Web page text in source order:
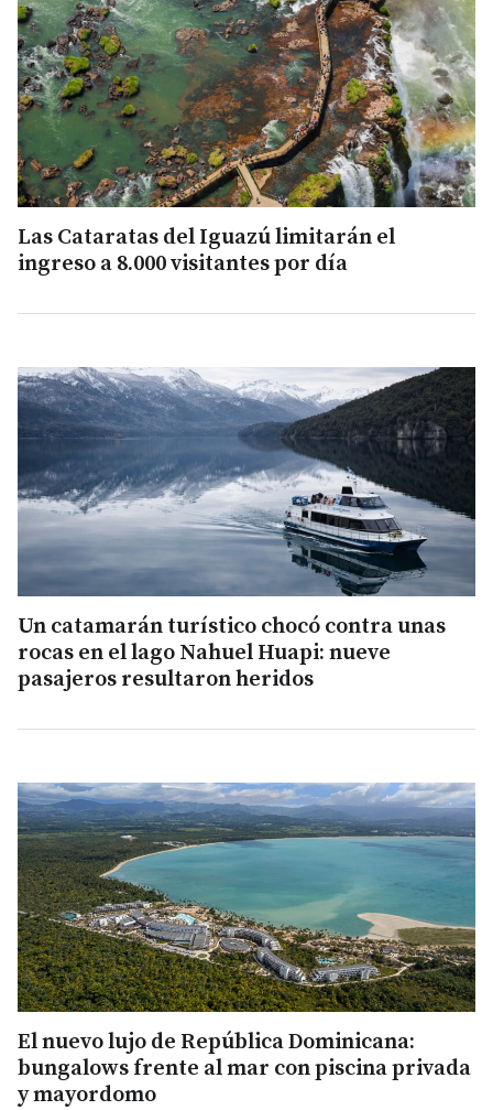
Las Cataratas del Iguazú limitarán el
ingreso a 8.000 visitantes por día
Un catamarán turístico chocó contra unas
rocas en el lago Nahuel Huapi: nueve
pasajeros resultaron heridos
El nuevo lujo de República Dominicana:
bungalows frente al mar con piscina privada
y mayordomo